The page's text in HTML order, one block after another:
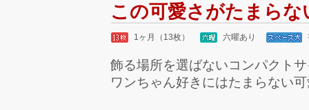
この可愛さがたまらな
1ヶ月（13枚） 六曜あり
飾る場所を選ばないコンパクト
ワンちゃん好きにはたまらない